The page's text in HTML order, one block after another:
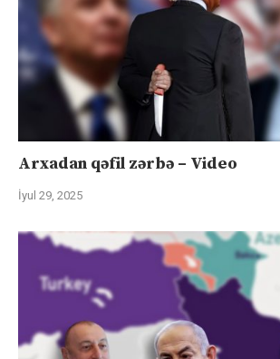
Arxadan qəfil zərbə – Video
İyul 29, 2025